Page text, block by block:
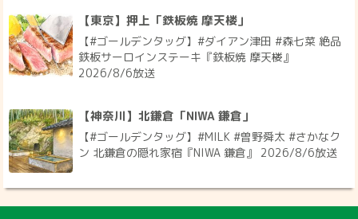
【東京】押上「鉄板焼 摩天楼」
【#ゴールデンタッグ】#ダイアン津田 #森七菜 絶品
鉄板サーロインステーキ『鉄板焼 摩天楼』
2026/8/6放送
【神奈川】北鎌倉「NIWA 鎌倉」
【#ゴールデンタッグ】#MILK #曽野舜太 #さかなク
ン 北鎌倉の隠れ家宿『NIWA 鎌倉』 2026/8/6放送